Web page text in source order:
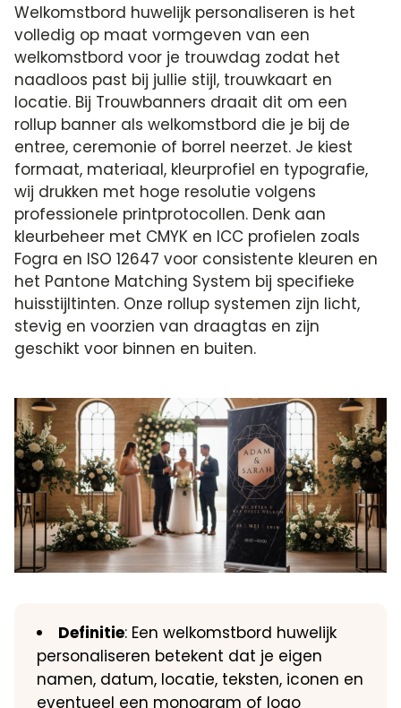
Welkomstbord huwelijk personaliseren is het
volledig op maat vormgeven van een
welkomstbord voor je trouwdag zodat het
naadloos past bij jullie stijl, trouwkaart en
locatie. Bij Trouwbanners draait dit om een
rollup banner als welkomstbord die je bij de
entree, ceremonie of borrel neerzet. Je kiest
formaat, materiaal, kleurprofiel en typografie,
wij drukken met hoge resolutie volgens
professionele printprotocollen. Denk aan
kleurbeheer met CMYK en ICC profielen zoals
Fogra en ISO 12647 voor consistente kleuren en
het Pantone Matching System bij specifieke
huisstijltinten. Onze rollup systemen zijn licht,
stevig en voorzien van draagtas en zijn
geschikt voor binnen en buiten.
Definitie: Een welkomstbord huwelijk
personaliseren betekent dat je eigen
namen, datum, locatie, teksten, iconen en
eventueel een monogram of logo